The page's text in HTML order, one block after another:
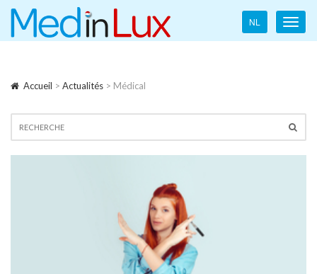
Language
navigation
NL
Accueil > Actualités > Médical